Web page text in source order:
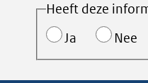
Heeft deze
Ja
Nee